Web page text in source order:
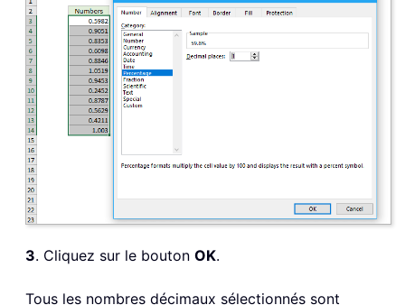
3. Cliquez sur le bouton OK.
Tous les nombres décimaux sélectionnés sont